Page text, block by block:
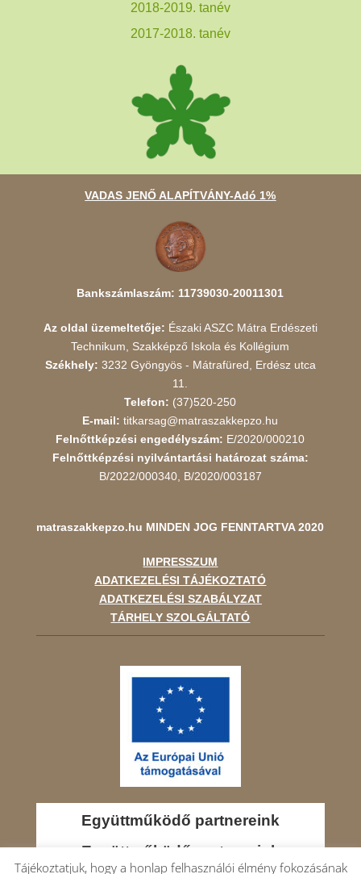
2018-2019. tanév
2017-2018. tanév
VADAS JENŐ ALAPÍTVÁNY-Adó 1%
Bankszámlaszám: 11739030-20011301
Az oldal üzemeltetője: Északi ASZC Mátra Erdészeti
Technikum, Szakképző Iskola és Kollégium
Székhely: 3232 Gyöngyös - Mátrafüred, Erdész utca
11.
Telefon: (37)520-250
E-mail: titkarsag@matraszakkepzo.hu
Felnőttképzési engedélyszám: E/2020/000210
Felnőttképzési nyilvántartási határozat száma:
B/2022/000340, B/2020/003187
matraszakkepzo.hu MINDEN JOG FENNTARTVA 2020
IMPRESSZUM
ADATKEZELÉSI TÁJÉKOZTATÓ
ADATKEZELÉSI SZABÁLYZAT
TÁRHELY SZOLGÁLTATÓ
Együttműködő partnereink
Együttműködő partnereink
Tájékoztatjuk, hogy a honlap felhasználói élmény fokozásának